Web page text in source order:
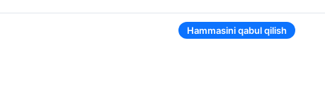
Hammasini qabul qilish